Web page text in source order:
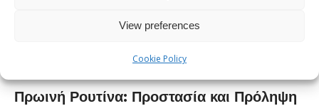
View preferences
Cookie Policy
καθορίζουν την επιτυχία της θεραπείας. Μια ισορροπημένη
Πρωινή Ρουτίνα: Προστασία και Πρόληψη